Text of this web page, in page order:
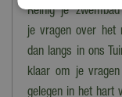
Reinig je
je vragen over het
dan langs in ons
klaar om je vragen
gelegen in het hart